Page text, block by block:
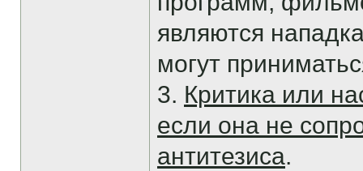
являются
могут
3. Критика или
если она не
антитезиса.